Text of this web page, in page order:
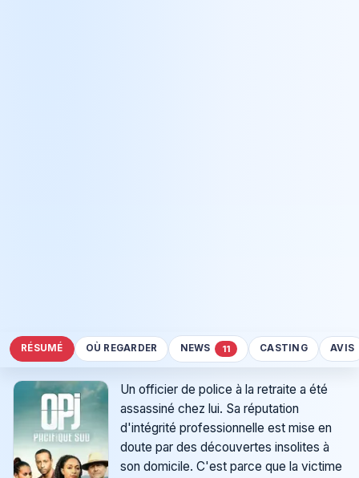
RÉSUMÉ OÙ REGARDER NEWS 11 CASTING AVIS
Un officier de police à la retraite a été
assassiné chez lui. Sa réputation
d'intégrité professionnelle est mise en
doute par des découvertes insolites à
son domicile. C'est parce que la victime